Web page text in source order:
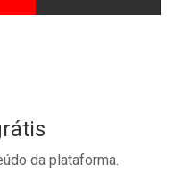
da plataforma.